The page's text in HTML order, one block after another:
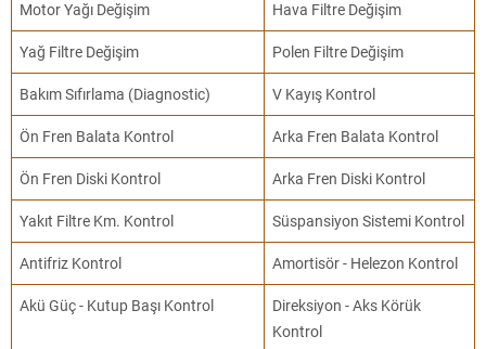
Motor Yağı Değişim Hava Filtre Değişim
Yağ Filtre Değişim Polen Filtre Değişim
Bakım Sıfırlama (Diagnostic) V Kayış Kontrol
Ön Fren Balata Kontrol Arka Fren Balata Kontrol
Ön Fren Diski Kontrol Arka Fren Diski Kontrol
Yakıt Filtre Km. Kontrol Süspansiyon Sistemi Kontrol
Antifriz Kontrol Amortisör - Helezon Kontrol
Akü Güç - Kutup Başı Kontrol
Direksiyon - Aks Körük
Kontrol